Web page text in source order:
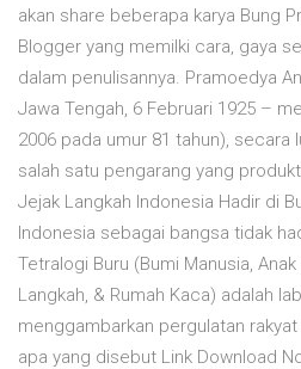
akan share beberapa karya Bung
Blogger yang memilki cara, gaya
dalam penulisannya. Pramoedya
Jawa Tengah, 6 Februari 1925 –
2006 pada umur 81 tahun), secara
salah satu pengarang yang
Jejak Langkah Indonesia Hadir di
Indonesia sebagai bangsa tidak
Tetralogi Buru (Bumi Manusia,
Langkah, & Rumah Kaca) adalah
menggambarkan pergulatan
apa yang disebut Link Download